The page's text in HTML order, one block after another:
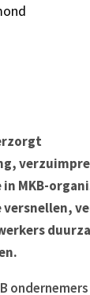
MKB-